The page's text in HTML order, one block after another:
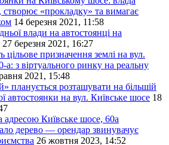
створює «прокладку» та вимагає
14 березня 2021, 11:58
влади на автостоянці на
27 березня 2021, 16:27
цільове призначення землі на вул.
а: з віртуального ринку на реальну
2021, 15:48
планується розташувати на більшій
автостоянки на вул. Київське шосе 18
адресою Київське шосе, 60а
дерево — орендар звинувачує
26 жовтня 2023, 14:52